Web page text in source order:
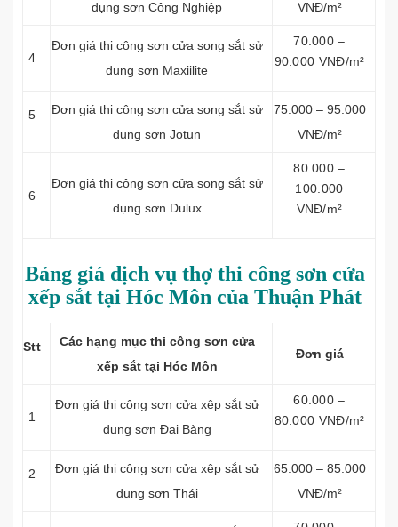
dụng sơn Công Nghiệp
VNĐ/m²
4
Đơn giá thi công sơn cửa song sắt sử
dụng sơn Maxiilite
70.000 –
90.000 VNĐ/m²
5
Đơn giá thi công sơn cửa song sắt sử
dụng sơn Jotun
75.000 – 95.000
VNĐ/m²
6
Đơn giá thi công sơn cửa song sắt sử
dụng sơn Dulux
80.000 –
100.000
VNĐ/m²
Bảng giá dịch vụ thợ thi công sơn cửa
xếp sắt tại Hóc Môn của Thuận Phát
Stt
Các hạng mục thi công sơn cửa
xếp sắt tại Hóc Môn
Đơn giá
1
Đơn giá thi công sơn cửa xêp sắt sử
dụng sơn Đại Bàng
60.000 –
80.000 VNĐ/m²
2
Đơn giá thi công sơn cửa xêp sắt sử
dụng sơn Thái
65.000 – 85.000
VNĐ/m²